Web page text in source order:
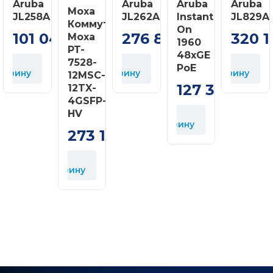
Aruba
JL258A
101 040 грн
Moxa
Коммутатор
Moxa
PT-
7528-
12MSC-
12TX-
4GSFP-
HV
273 127
корзину
Aruba
JL262A
276 880 грн
корзину
Aruba
Instant
On
1960
48xGE
PoE
127 360
корзину
Aruba
JL829A
320
корзину